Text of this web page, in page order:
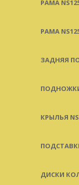
РАМА
РАМА
ЗАДНЯЯ
ПОДНОЖКИ
КРЫЛЬЯ
ДИСКИ